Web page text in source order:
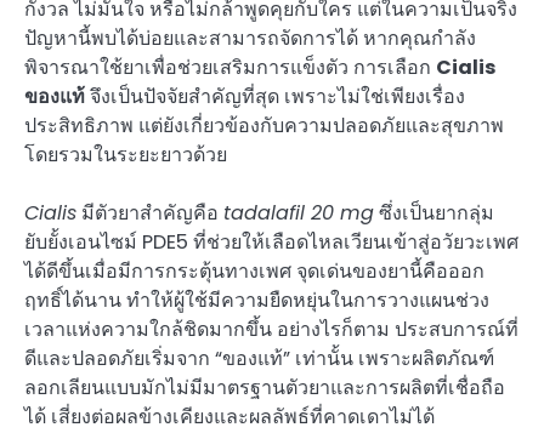
กังวล ไม่มั่นใจ หรือไม่กล้าพูดคุยกับใคร แต่ในความเป็นจริง
ปัญหานี้พบได้บ่อยและสามารถจัดการได้ หากคุณกำลัง
พิจารณาใช้ยาเพื่อช่วยเสริมการแข็งตัว การเลือก Cialis
ของแท้จึงเป็นปัจจัยสำคัญที่สุด เพราะไม่ใช่เพียงเรื่อง
ประสิทธิภาพ แต่ยังเกี่ยวข้องกับความปลอดภัยและสุขภาพ
โดยรวมในระยะยาวด้วย
Cialis มีตัวยาสำคัญคือ tadalafil 20 mgซึ่งเป็นยากลุ่ม
ยับยั้งเอนไซม์ PDE5 ที่ช่วยให้เลือดไหลเวียนเข้าสู่อวัยวะเพศ
ได้ดีขึ้นเมื่อมีการกระตุ้นทางเพศ จุดเด่นของยานี้คือออก
ฤทธิ์ได้นาน ทำให้ผู้ใช้มีความยืดหยุ่นในการวางแผนช่วง
เวลาแห่งความใกล้ชิดมากขึ้น อย่างไรก็ตาม ประสบการณ์ที่
ดีและปลอดภัยเริ่มจาก “ของแท้” เท่านั้น เพราะผลิตภัณฑ์
ลอกเลียนแบบมักไม่มีมาตรฐานตัวยาและการผลิตที่เชื่อถือ
ได้ เสี่ยงต่อผลข้างเคียงและผลลัพธ์ที่คาดเดาไม่ได้